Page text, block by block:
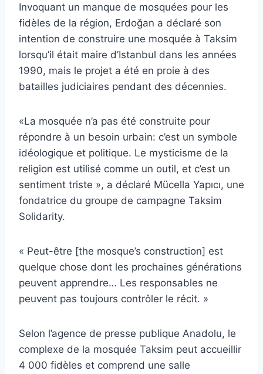
Invoquant un manque de mosquées pour les
fidèles de la région, Erdoğan a déclaré son
intention de construire une mosquée à Taksim
lorsqu’il était maire d’Istanbul dans les années
1990, mais le projet a été en proie à des
batailles judiciaires pendant des décennies.
«La mosquée n’a pas été construite pour
répondre à un besoin urbain: c’est un symbole
idéologique et politique. Le mysticisme de la
religion est utilisé comme un outil, et c’est un
sentiment triste », a déclaré Mücella Yapıcı, une
fondatrice du groupe de campagne Taksim
Solidarity.
« Peut-être [the mosque’s construction] est
quelque chose dont les prochaines générations
peuvent apprendre… Les responsables ne
peuvent pas toujours contrôler le récit. »
Selon l’agence de presse publique Anadolu, le
complexe de la mosquée Taksim peut accueillir
4 000 fidèles et comprend une salle